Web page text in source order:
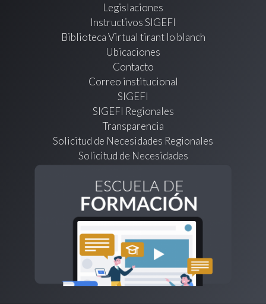
Legislaciones
Instructivos SIGEFI
Biblioteca Virtual tirant lo blanch
Ubicaciones
Contacto
Correo institucional
SIGEFI
SIGEFI Regionales
Transparencia
Solicitud de Necesidades Regionales
Solicitud de Necesidades